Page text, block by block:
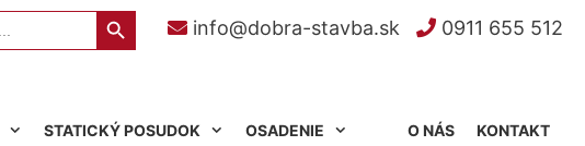
info@dobra-stavba.sk 0911 655 512
Search Button
STATICKÝ POSUDOK OSADENIE KONTAKT
O NÁS